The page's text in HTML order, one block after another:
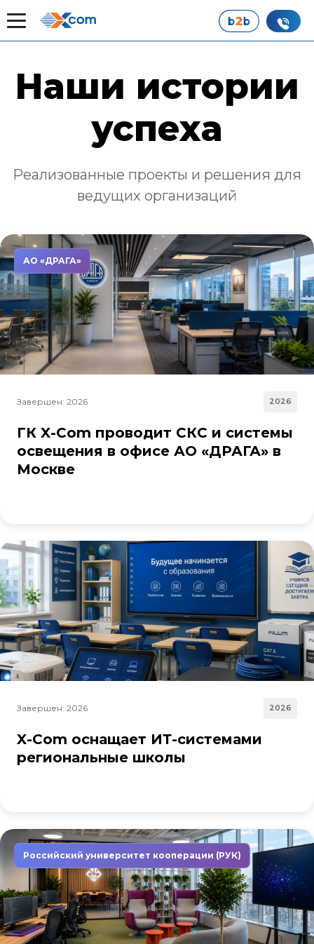
Главная Наши истории успеха
Наши истории
успеха
Реализованные проекты и решения для
ведущих организаций
АО «ДРАГА»
Завершен: 2026 2026
ГК X-Com проводит СКС и системы
освещения в офисе АО «ДРАГА» в
Москве
Завершен: 2026 2026
X-Com оснащает ИТ-системами
региональные школы
Российский университет кооперации (РУК)